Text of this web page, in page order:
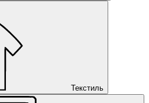
Текстиль